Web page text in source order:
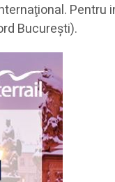
București).